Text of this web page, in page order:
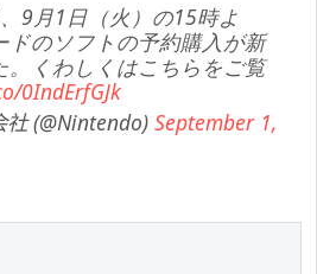
9月1日（火）の15時よ
ドのソフトの予約購入が新
。くわしくはこちらをご覧
0IndErfGJk
(@Nintendo) September 1,